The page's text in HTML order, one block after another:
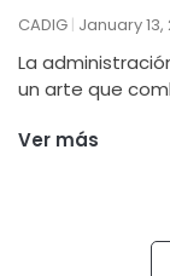
CADIG January 13,
La
un arte que
Ver más